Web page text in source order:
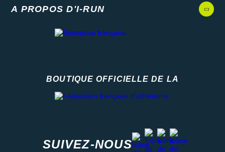
A PROPOS D'I-RUN
BOUTIQUE OFFICIELLE DE LA
SUIVEZ-NOUS
instagram
facebook
stravayoutube